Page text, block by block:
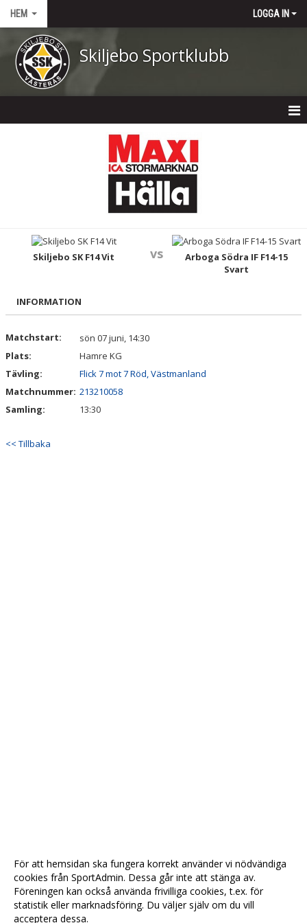
HEM LOGGA IN
Skiljebo Sportklubb
KALENDER
VÅRA LAG/TRÄNARE
MATCHER
BÖRJA I SKILJEBO SK
BOKNING KLUBBHUSET
Skiljebo SK F14 Vit vs
Arboga Södra IF F14-15
Svart
INFORMATION
Matchstart:
sön 07 juni, 14:30
Plats:
Hamre KG
Tävling:
Flick 7 mot 7 Röd, Västmanland
Matchnummer: 213210058
Samling:
13:30
<< Tillbaka
För att hemsidan ska fungera korrekt använder vi nödvändiga
cookies från SportAdmin. Dessa går inte att stänga av.
Föreningen kan också använda frivilliga cookies, t.ex. för
statistik eller marknadsföring. Du väljer själv om du vill
acceptera dessa.